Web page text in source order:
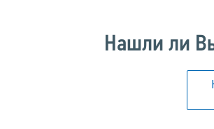
Нашли ли